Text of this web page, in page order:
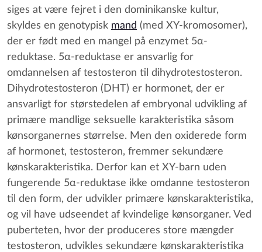
siges at være fejret i den dominikanske kultur,
skyldes en genotypisk mand (med XY-kromosomer),
der er født med en mangel på enzymet 5α-
reduktase. 5α-reduktase er ansvarlig for
omdannelsen af testosteron til dihydrotestosteron.
Dihydrotestosteron (DHT) er hormonet, der er
ansvarligt for størstedelen af embryonal udvikling af
primære mandlige seksuelle karakteristika såsom
kønsorganernes størrelse. Men den oxiderede form
af hormonet, testosteron, fremmer sekundære
kønskarakteristika. Derfor kan et XY-barn uden
fungerende 5α-reduktase ikke omdanne testosteron
til den form, der udvikler primære kønskarakteristika,
og vil have udseendet af kvindelige kønsorganer. Ved
puberteten, hvor der produceres store mængder
testosteron, udvikles sekundære kønskarakteristika